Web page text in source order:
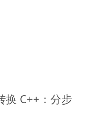
换 C++：分步